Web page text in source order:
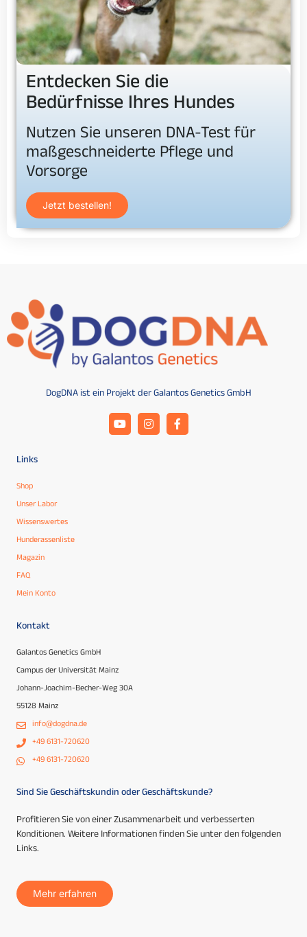
Entdecken Sie die
Bedürfnisse Ihres Hundes
Nutzen Sie unseren DNA-Test für
maßgeschneiderte Pflege und
Vorsorge
Jetzt bestellen!
DogDNA ist ein Projekt der Galantos Genetics GmbH
Links
Shop
Unser Labor
Wissenswertes
Hunderassenliste
Magazin
FAQ
Mein Konto
Kontakt
Galantos Genetics GmbH
Campus der Universität Mainz
Johann-Joachim-Becher-Weg 30A
55128 Mainz
info@dogdna.de
+49 6131-720620
+49 6131-720620
Sind Sie Geschäftskundin oder Geschäftskunde?
Profitieren Sie von einer Zusammenarbeit und verbesserten
Konditionen. Weitere Informationen finden Sie unter den folgenden
Links.
Mehr erfahren